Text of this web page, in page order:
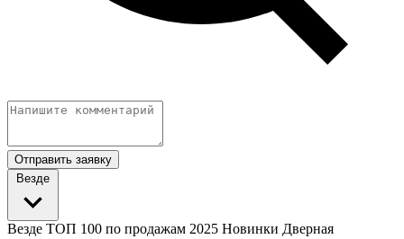
Отправить заявку
Везде
Везде ТОП 100 по продажам 2025 Новинки Дверная